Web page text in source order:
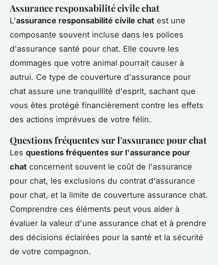
Assurance responsabilité civile chat
L'assurance responsabilité civile chat est une
composante souvent incluse dans les polices
d'assurance santé pour chat. Elle couvre les
dommages que votre animal pourrait causer à
autrui. Ce type de couverture d'assurance pour
chat assure une tranquillité d'esprit, sachant que
vous êtes protégé financièrement contre les effets
des actions imprévues de votre félin.
Questions fréquentes sur l'assurance pour chat
Les questions fréquentes sur l'assurance pour
chat concernent souvent le coût de l'assurance
pour chat, les exclusions du contrat d'assurance
pour chat, et la limite de couverture assurance chat.
Comprendre ces éléments peut vous aider à
évaluer la valeur d'une assurance chat et à prendre
des décisions éclairées pour la santé et la sécurité
de votre compagnon.